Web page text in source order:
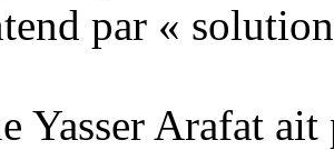
par «
Yasser Arafat